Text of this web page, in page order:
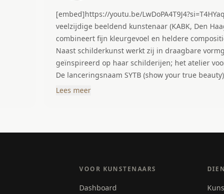
[embed]https://youtu.be/
veelzijdige beeldend kunstenaar (KABK, Den
combineert fijn kleurgevoel en heldere
Naast schilderkunst werkt zij in draagbare
geïnspireerd op haar schilderijen; het atelier
De lanceringsnaam SYTB (show your true
alle werken. Toekomstgericht ontwikkelt zij
Lees meer
VOOR KUNSTENAARS
Dashboard